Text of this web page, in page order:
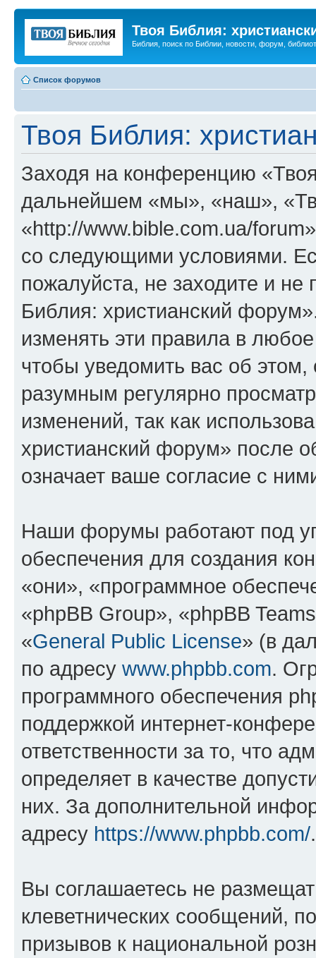
Твоя Библия:
Библия, поиск по Библии, новости, форум,
Список форумов
Твоя Библия:
Заходя на конференцию
дальнейшем «мы», «наш»,
«http://www.bible.com.ua/
со следующими условиями.
пожалуйста, не заходите и
Библия: христианский
изменять эти правила в
чтобы уведомить вас об
разумным регулярно
изменений, так как
христианский форум» после
означает ваше согласие с
Наши форумы работают под
обеспечения для создания
«они», «программное
«phpBB Group», «phpBB
«General Public License» (в
по адресу www.phpbb.com.
программного обеспечения
поддержкой интернет-
ответственности за то, что
определяет в качестве
них. За дополнительной
адресу https://www.phpbb.com/.
Вы соглашаетесь не
клеветнических сообщений,
призывов к национальной